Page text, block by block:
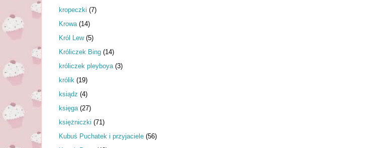
kropeczki (7)
Krowa (14)
Król Lew (5)
Króliczek Bing (14)
króliczek pleyboya (3)
królik (19)
ksiądz (4)
księga (27)
księżniczki (71)
Kubuś Puchatek i przyjaciele (56)